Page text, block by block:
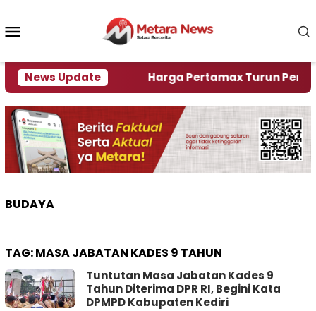
konten
News Update
Krisi Air Harga Pertamax Turun Per Hari
BUDAYA
TAG:MASA JABATAN KADES 9 TAHUN
Tuntutan Masa Jabatan Kades 9
Tahun Diterima DPR RI, Begini Kata
DPMPD Kabupaten Kediri